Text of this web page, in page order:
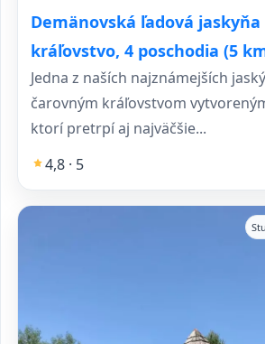
Demänovská ľadová
kráľovstvo, 4 poschodia (5
Jedna z naších najznámejších
čarovným kráľovstvom
ktorí pretrpí aj najväčšie...
4,8 · 5